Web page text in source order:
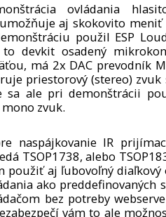
ovládania
aj skokovito meniť
použil ESP
devkit osadený
má 2x DAC prevodník
priestorový (stereo) zvuk
sa ale pri demonštrácii
zvuk.
naspájkovanie IR
TSOP1738, alebo
použiť aj ľubovoľný diaľkový
ako preddefinovaných
bez potreby
vám to ale